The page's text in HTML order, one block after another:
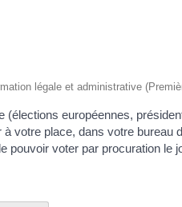
légale et administrative
(élections européennes,
votre place, dans votre
pouvoir voter par procuration le